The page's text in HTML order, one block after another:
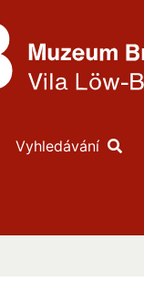
Vyhledávání